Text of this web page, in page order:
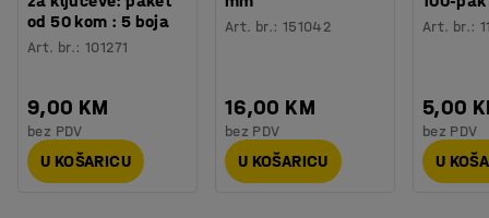
od 50 kom : 5 boja
Art. br.:101271
9,00 KM
bez PDV
U KOŠARICU
Art. br.: 151042
16,00 KM
bez PDV
U KOŠARICU
Art. br.:
5,00
bez PDV
U